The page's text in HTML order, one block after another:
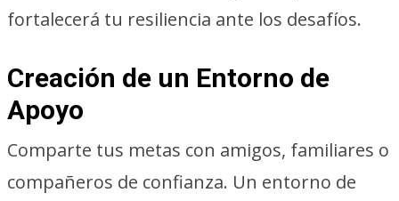
fortalecerá tu resiliencia ante los desafíos.
Creación de un Entorno de
Apoyo
Comparte tus metas con amigos, familiares o
compañeros de confianza. Un entorno de